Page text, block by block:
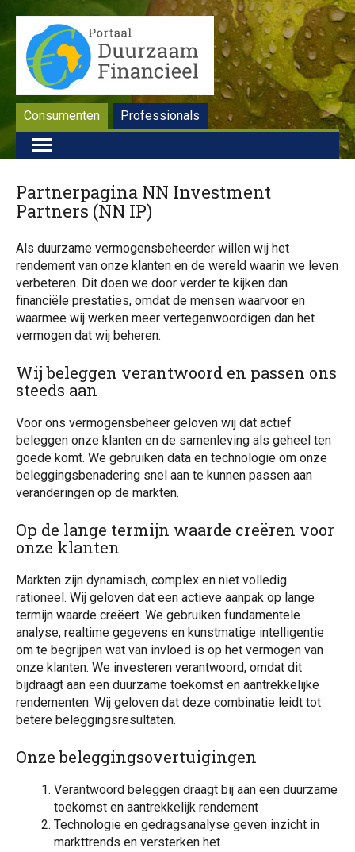
Consumenten Professionals
Partnerpagina NN Investment
Partners (NN IP)
Als duurzame vermogensbeheerder willen wij het
rendement van onze klanten en de wereld waarin we leven
verbeteren. Dit doen we door verder te kijken dan
financiële prestaties, omdat de mensen waarvoor en
waarmee wij werken meer vertegenwoordigen dan het
vermogen dat wij beheren.
Wij beleggen verantwoord en passen ons
steeds aan
Voor ons vermogensbeheer geloven wij dat actief
beleggen onze klanten en de samenleving als geheel ten
goede komt. We gebruiken data en technologie om onze
beleggingsbenadering snel aan te kunnen passen aan
veranderingen op de markten.
Op de lange termijn waarde creëren voor
onze klanten
Markten zijn dynamisch, complex en niet volledig
rationeel. Wij geloven dat een actieve aanpak op lange
termijn waarde creëert. We gebruiken fundamentele
analyse, realtime gegevens en kunstmatige intelligentie
om te begrijpen wat van invloed is op het vermogen van
onze klanten. We investeren verantwoord, omdat dit
bijdraagt aan een duurzame toekomst en aantrekkelijke
rendementen. Wij geloven dat deze combinatie leidt tot
betere beleggingsresultaten.
Onze beleggingsovertuigingen
Verantwoord beleggen draagt bij aan een duurzame
toekomst en aantrekkelijk rendement
Technologie en gedragsanalyse geven inzicht in
markttrends en versterken het